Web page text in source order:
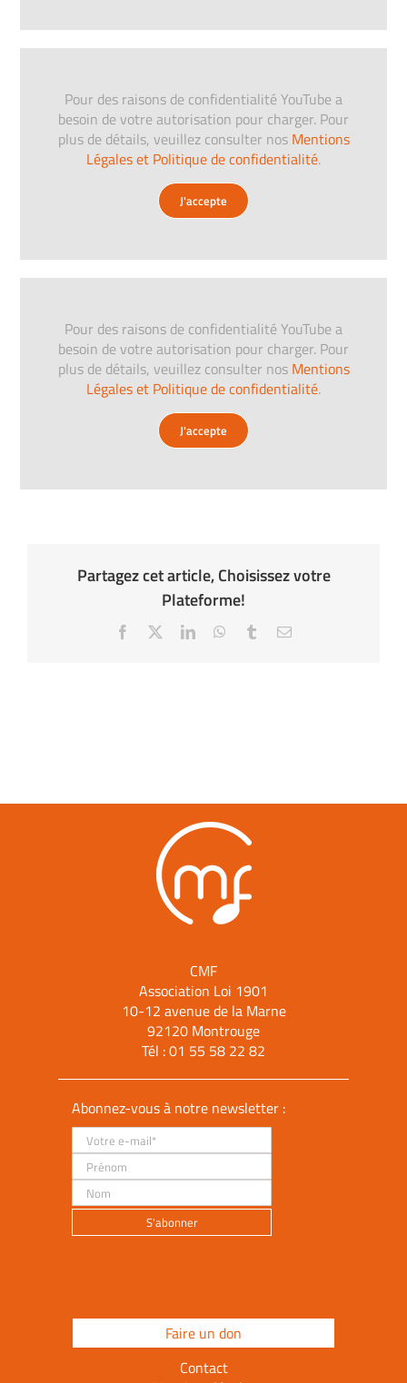
Pour des raisons de confidentialité YouTube a
besoin de votre autorisation pour charger. Pour
plus de détails, veuillez consulter nos Mentions
Légales et Politique de confidentialité.
J'accepte
Pour des raisons de confidentialité YouTube a
besoin de votre autorisation pour charger. Pour
plus de détails, veuillez consulter nos Mentions
Légales et Politique de confidentialité.
J'accepte
Partagez cet article, Choisissez votre
Plateforme!
Facebook LinkedInWhatsApp
TumblrEmail
CMF
Association Loi 1901
10-12 avenue de la Marne
92120 Montrouge
Tél :01 55 58 22 82
Abonnez-vous à notre newsletter :
Faire un don
Contact